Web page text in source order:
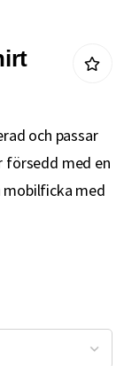
och passar
försedd med en
mobilficka med